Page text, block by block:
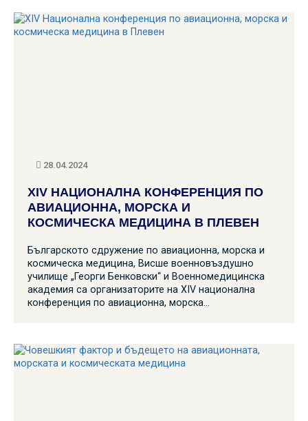
28.04.2024
XIV НАЦИОНАЛНА КОНФЕРЕНЦИЯ ПО
АВИАЦИОННА, МОРСКА И
КОСМИЧЕСКА МЕДИЦИНА В ПЛЕВЕН
Българското сдружение по авиационна, морска и
космическа медицина, Висше военновъздушно
училище „Георги Бенковски“ и Военномедицинска
академия са организаторите на XIV национална
конференция по авиационна, морска…